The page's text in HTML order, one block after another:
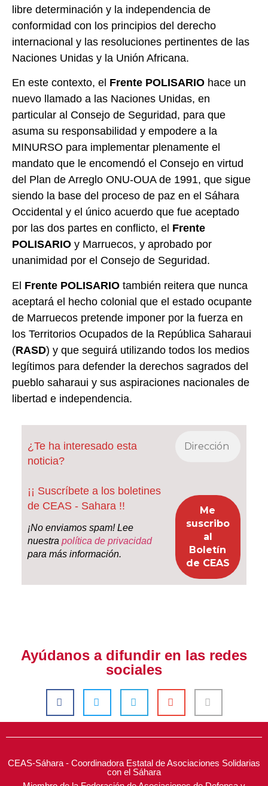
libre determinación y la independencia de
conformidad con los principios del derecho
internacional y las resoluciones pertinentes de las
Naciones Unidas y la Unión Africana.
En este contexto, el Frente POLISARIO hace un
nuevo llamado a las Naciones Unidas, en
particular al Consejo de Seguridad, para que
asuma su responsabilidad y empodere a la
MINURSO para implementar plenamente el
mandato que le encomendó el Consejo en virtud
del Plan de Arreglo ONU-OUA de 1991, que sigue
siendo la base del proceso de paz en el Sáhara
Occidental y el único acuerdo que fue aceptado
por las dos partes en conflicto, el Frente
POLISARIO y Marruecos, y aprobado por
unanimidad por el Consejo de Seguridad.
El Frente POLISARIO también reitera que nunca
aceptará el hecho colonial que el estado ocupante
de Marruecos pretende imponer por la fuerza en
los Territorios Ocupados de la República Saharaui
(RASD) y que seguirá utilizando todos los medios
legítimos para defender la derechos sagrados del
pueblo saharaui y sus aspiraciones nacionales de
libertad e independencia.
¿Te ha interesado esta
noticia?
¡¡ Suscríbete a los boletines
de CEAS - Sahara !!
¡No enviamos spam! Lee
nuestra política de privacidad
para más información.
Ayúdanos a difundir en las redes
sociales
CEAS-Sáhara - Coordinadora Estatal de Asociaciones Solidarias
con el Sáhara